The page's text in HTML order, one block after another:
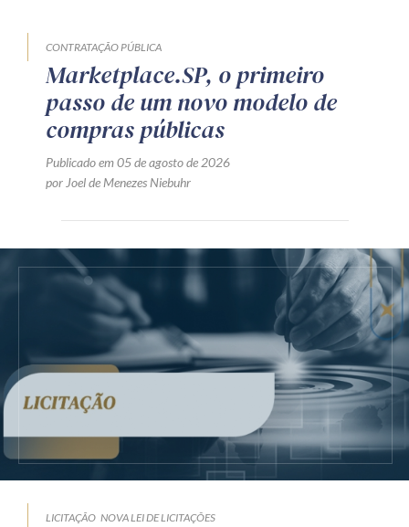
CONTRATAÇÃO PÚBLICA
Marketplace.SP, o primeiro
passo de um novo modelo de
compras públicas
Publicado em 05 de agosto de 2026
por Joel de Menezes Niebuhr
LICITAÇÃO NOVA LEI DE LICITAÇÕES